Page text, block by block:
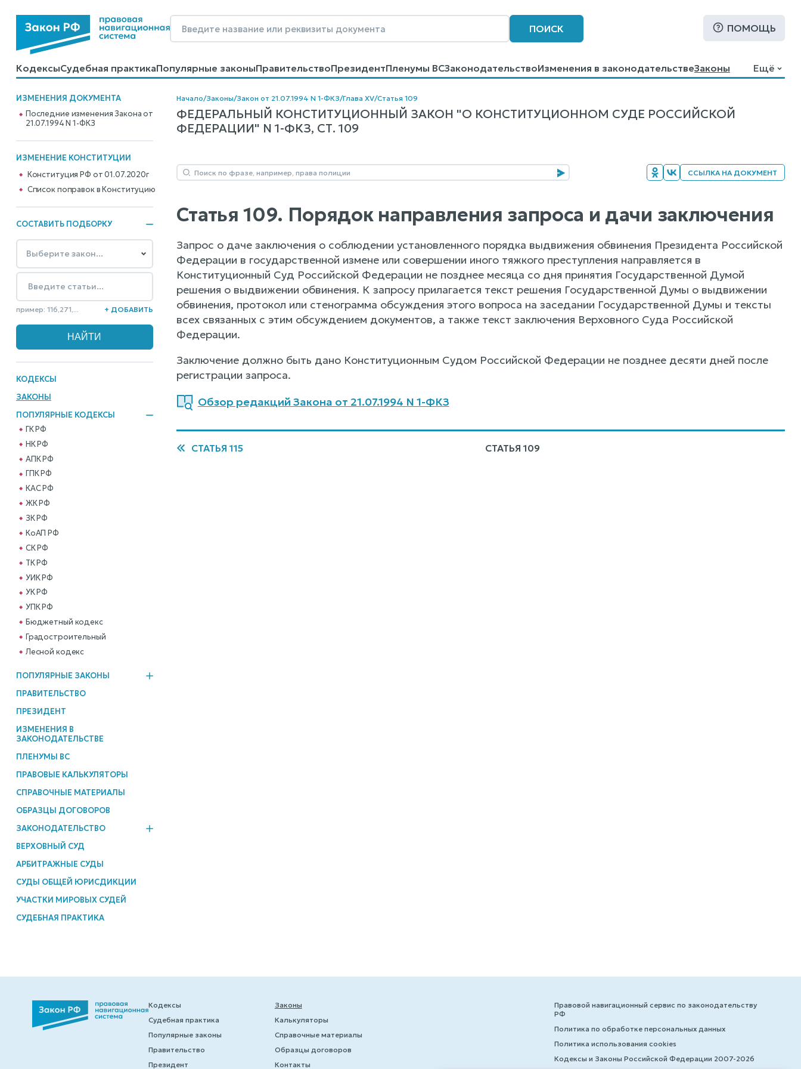
ПОИСК ПОМОЩЬ
КодексыСудебная практикаПопулярные законыПравительствоПрезидентПленумы ВСЗаконодательствоИзменения в законодательствеЗаконы
КалькуляторыСправочные материалыОбразцы договоровКонтактыПомощьПоиск
Ещё
ИЗМЕНЕНИЯ ДОКУМЕНТА
Последние изменения Закона от
21.07.1994 N 1-ФКЗ
ИЗМЕНЕНИЕ КОНСТИТУЦИИ
Конституция РФ от 01.07.2020г
Cписок поправок в Конституцию
СОСТАВИТЬ ПОДБОРКУ
пример: 116,271,... + ДОБАВИТЬ
КОДЕКСЫ
ЗАКОНЫ
ПОПУЛЯРНЫЕ КОДЕКСЫ
ГК РФ
НК РФ
АПК РФ
ГПК РФ
КАС РФ
ЖК РФ
ЗК РФ
КоАП РФ
СК РФ
ТК РФ
УИК РФ
УК РФ
УПК РФ
Бюджетный кодекс
Градостроительный
Лесной кодекс
ПОПУЛЯРНЫЕ ЗАКОНЫ
ПРАВИТЕЛЬСТВО
ПРЕЗИДЕНТ
ИЗМЕНЕНИЯ В
ЗАКОНОДАТЕЛЬСТВЕ
ПЛЕНУМЫ ВС
ПРАВОВЫЕ КАЛЬКУЛЯТОРЫ
СПРАВОЧНЫЕ МАТЕРИАЛЫ
ОБРАЗЦЫ ДОГОВОРОВ
ЗАКОНОДАТЕЛЬСТВО
ВЕРХОВНЫЙ СУД
АРБИТРАЖНЫЕ СУДЫ
СУДЫ ОБЩЕЙ ЮРИСДИКЦИИ
УЧАСТКИ МИРОВЫХ СУДЕЙ
СУДЕБНАЯ ПРАКТИКА
Начало/Законы/Закон от 21.07.1994 N 1-ФКЗ/Глава XV/Статья 109
ФЕДЕРАЛЬНЫЙ КОНСТИТУЦИОННЫЙ ЗАКОН "О КОНСТИТУЦИОННОМ СУДЕ РОССИЙСКОЙ
ФЕДЕРАЦИИ" N 1-ФКЗ, СТ. 109
ССЫЛКА НА ДОКУМЕНТ
Статья 109. Порядок направления запроса и дачи заключения
Запрос о даче заключения о соблюдении установленного порядка выдвижения обвинения Президента Российской
Федерации в государственной измене или совершении иного тяжкого преступления направляется в
Конституционный Суд Российской Федерации не позднее месяца со дня принятия Государственной Думой
решения о выдвижении обвинения. К запросу прилагается текст решения Государственной Думы о выдвижении
обвинения, протокол или стенограмма обсуждения этого вопроса на заседании Государственной Думы и тексты
всех связанных с этим обсуждением документов, а также текст заключения Верховного Суда Российской
Федерации.
Заключение должно быть дано Конституционным Судом Российской Федерации не позднее десяти дней после
регистрации запроса.
Обзор редакций Закона от 21.07.1994 N 1-ФКЗ
СТАТЬЯ 115 СТАТЬЯ 109
Кодексы
Судебная практика
Популярные законы
Правительство
Президент
Законы
Калькуляторы
Справочные материалы
Образцы договоров
Контакты
Правовой навигационный сервис по законодательству
РФ
Политика по обработке персональных данных
Политика использования cookies
Кодексы и Законы Российской Федерации 2007-2026